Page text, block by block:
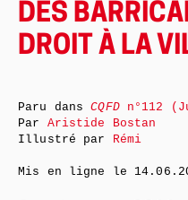
DES
DROIT À LA
Paru dansCQFDn°112
Par Aristide Bostan
Illustré par Rémi
Mis en ligne le